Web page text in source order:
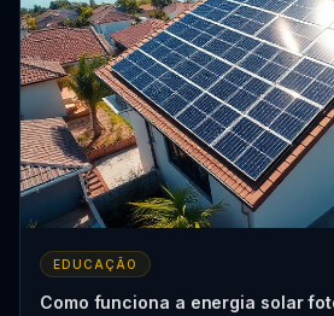
EDUCAÇÃO
Como funciona a energia solar